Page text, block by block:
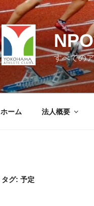
すべての
ホーム 法人概要
タグ: 予定